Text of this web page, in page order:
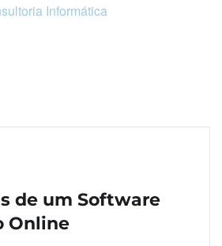
de um Software
Online